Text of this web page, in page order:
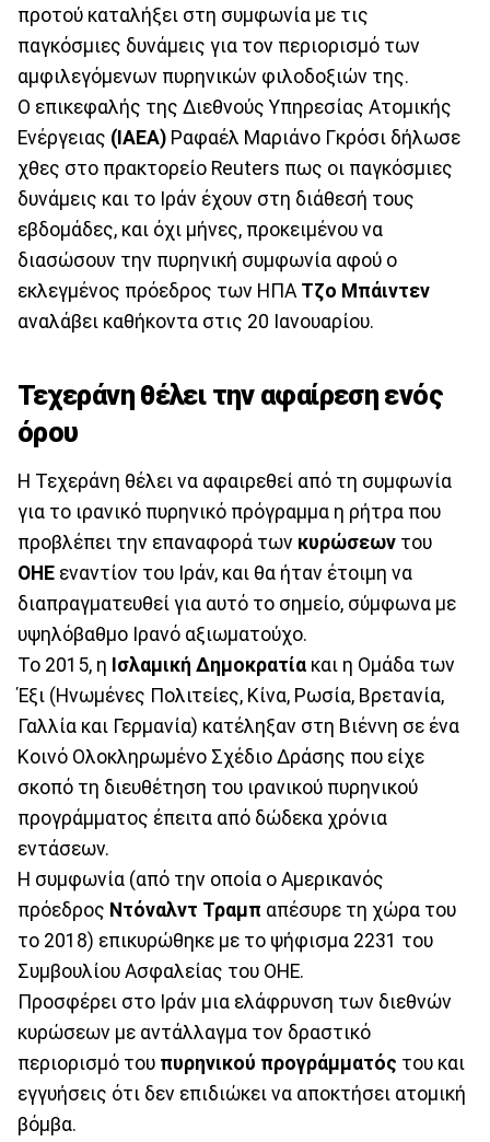
προτού καταλήξει στη συμφωνία με τις
παγκόσμιες δυνάμεις για τον περιορισμό των
αμφιλεγόμενων πυρηνικών φιλοδοξιών της.
Ο επικεφαλής της Διεθνούς Υπηρεσίας Ατομικής
Ενέργειας (IAEA) Ραφαέλ Μαριάνο Γκρόσι δήλωσε
χθες στο πρακτορείο Reuters πως οι παγκόσμιες
δυνάμεις και το Ιράν έχουν στη διάθεσή τους
εβδομάδες, και όχι μήνες, προκειμένου να
διασώσουν την πυρηνική συμφωνία αφού ο
εκλεγμένος πρόεδρος των ΗΠΑ Τζο Μπάιντεν
αναλάβει καθήκοντα στις 20 Ιανουαρίου.
Τεχεράνη θέλει την αφαίρεση ενός
όρου
Η Τεχεράνη θέλει να αφαιρεθεί από τη συμφωνία
για το ιρανικό πυρηνικό πρόγραμμα η ρήτρα που
προβλέπει την επαναφορά των κυρώσεων του
ΟΗΕ εναντίον του Ιράν, και θα ήταν έτοιμη να
διαπραγματευθεί για αυτό το σημείο, σύμφωνα με
υψηλόβαθμο Ιρανό αξιωματούχο.
Το 2015, η Ισλαμική Δημοκρατία και η Ομάδα των
Έξι (Ηνωμένες Πολιτείες, Κίνα, Ρωσία, Βρετανία,
Γαλλία και Γερμανία) κατέληξαν στη Βιέννη σε ένα
Κοινό Ολοκληρωμένο Σχέδιο Δράσης που είχε
σκοπό τη διευθέτηση του ιρανικού πυρηνικού
προγράμματος έπειτα από δώδεκα χρόνια
εντάσεων.
Η συμφωνία (από την οποία ο Αμερικανός
πρόεδρος Ντόναλντ Τραμπ απέσυρε τη χώρα του
το 2018) επικυρώθηκε με το ψήφισμα 2231 του
Συμβουλίου Ασφαλείας του ΟΗΕ.
Προσφέρει στο Ιράν μια ελάφρυνση των διεθνών
κυρώσεων με αντάλλαγμα τον δραστικό
περιορισμό του πυρηνικού προγράμματός του και
εγγυήσεις ότι δεν επιδιώκει να αποκτήσει ατομική
βόμβα.